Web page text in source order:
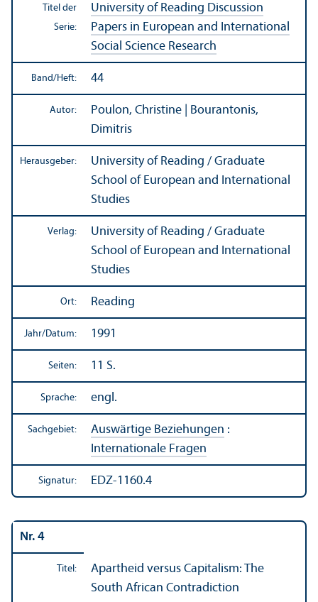
Titel der
Serie:
University of Reading Discussion
Papers in European and International
Social Science Research
Band/Heft: 44
Autor:
Poulon, Christine | Bourantonis,
Dimitris
Herausgeber:
University of Reading / Graduate
School of European and International
Studies
Verlag:
University of Reading / Graduate
School of European and International
Studies
Ort: Reading
Jahr/Datum: 1991
Seiten: 11 S.
Sprache: engl.
Sachgebiet: Auswärtige Beziehungen :
Internationale Fragen
Signatur: EDZ-1160.4
Nr. 4
Titel:
Apartheid versus Capitalism: The
South African Contradiction